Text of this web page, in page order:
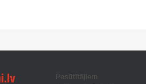
Pasūtītājiem